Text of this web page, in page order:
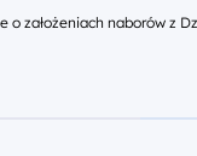
założeniach naborów z